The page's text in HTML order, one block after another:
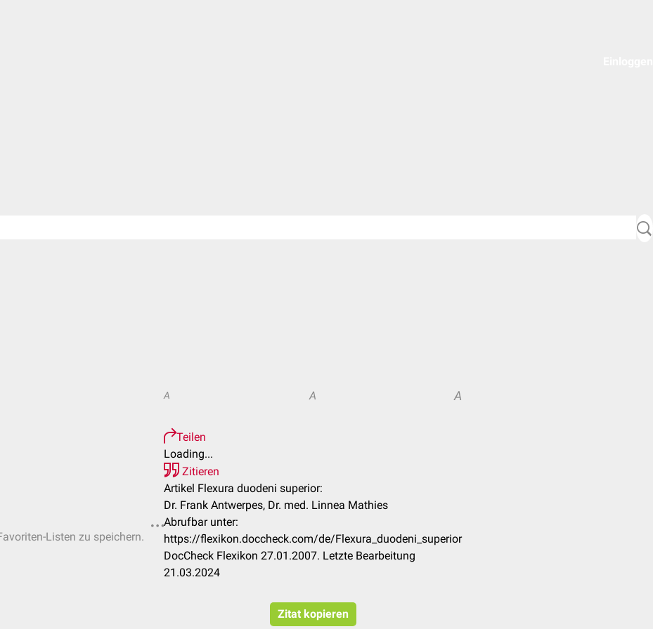
Listen zu speichern.
A A A
Teilen
Loading...
Zitieren
Artikel Flexura duodeni superior:
Dr. Frank Antwerpes, Dr. med. Linnea Mathies
Abrufbar unter:
https://flexikon.doccheck.com/de/Flexura_duodeni_superior
DocCheck Flexikon 27.01.2007. Letzte Bearbeitung
21.03.2024
Zitat kopieren